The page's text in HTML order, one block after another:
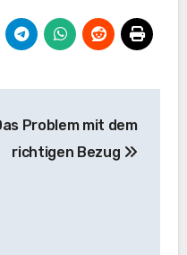
Problem mit dem
richtigen Bezug